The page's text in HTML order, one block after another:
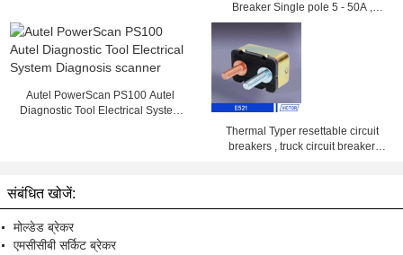
Breaker Single pole 5 - 50A ,
14VDC , 28VDC
Autel PowerScan PS100 Autel
Diagnostic Tool Electrical System
Thermal Typer resettable circuit
breakers , truck circuit breaker
संबंधित खोजें:
मोल्डेड ब्रेकर
एमसीसीबी सर्किट ब्रेकर